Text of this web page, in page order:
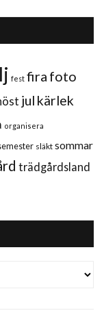
fest fira foto
jul kärlek
organisera
släkt sommar
trädgårdsland